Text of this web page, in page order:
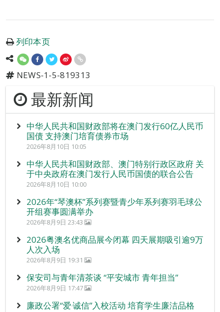
列印本页
NEWS-1-5-819313
最新新闻
中华人民共和国财政部将在澳门发行60亿人民币
国债 支持澳门培育债券市场
2026年8月10日 10:05
中华人民共和国财政部、澳门特别行政区政府 关
于中央政府在澳门发行人民币国债的联合公告
2026年8月10日 10:00
2026年“琴澳杯”系列赛暨青少年系列赛羽毛球公
开组赛事圆满举办
2026年8月9日 23:43
2026粤澳名优商品展今闭幕 四天展期吸引逾9万
人次入场
2026年8月9日 19:31
保安司与青年清茶谈 “平安城市 青年担当”
2026年8月9日 17:47
廉政公署“爱‧诚信”入校活动 培育学生廉洁品格